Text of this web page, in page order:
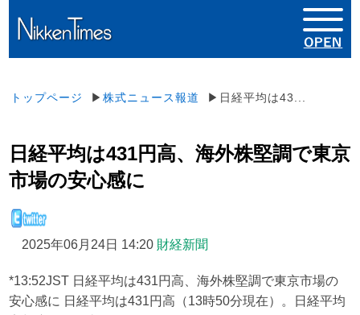
トップページ ▶株式ニュース報道 ▶日経平均は43...
日経平均は431円高、海外株堅調で東京
市場の安心感に
2025年06月24日 14:20 財経新聞
*13:52JST 日経平均は431円高、海外株堅調で東京市場の
安心感に 日経平均は431円高（13時50分現在）。日経平均